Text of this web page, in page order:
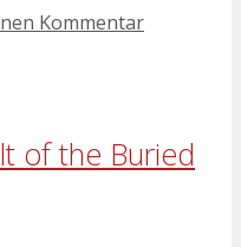
Kommentar
of the Buried